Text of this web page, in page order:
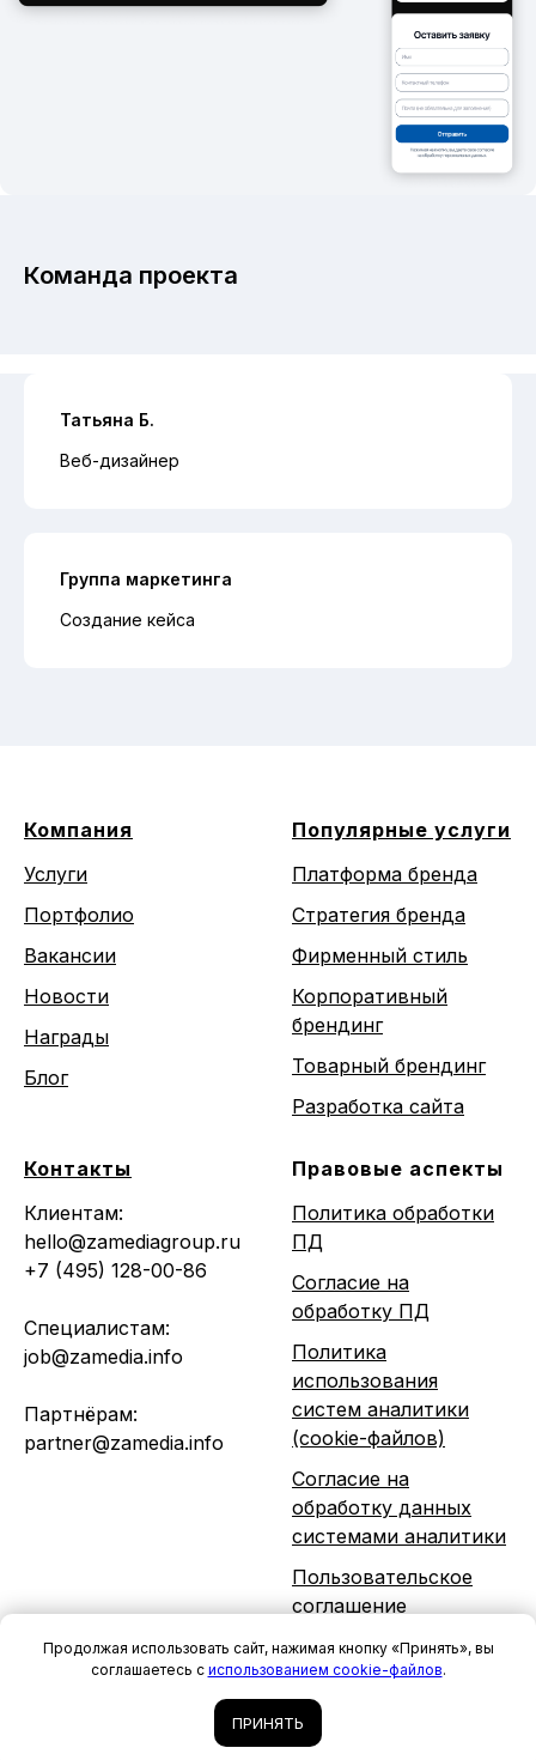
Команда проекта
Татьяна Б.
Веб-дизайнер
Группа маркетинга
Создание кейса
Компания
Услуги
Портфолио
Вакансии
Новости
Награды
Блог
Популярные услуги
Платформа бренда
Стратегия бренда
Фирменный стиль
Корпоративный
брендинг
Товарный брендинг
Разработка сайта
Контакты
Клиентам:
hello@zamediagroup.ru
+7 (495) 128-00-86
Специалистам:
job@zamedia.info
Партнёрам:
partner@zamedia.info
Правовые аспекты
Политика обработки
ПД
Согласие на
обработку ПД
Политика
использования
систем аналитики
(cookie-файлов)
Согласие на
обработку данных
системами аналитики
Пользовательское
соглашение
© 2026. Все права
Разработка сайта
Продолжая использовать сайт, нажимая кнопку «Принять», вы
соглашаетесь с использованием cookie-файлов.
ПРИНЯТЬ